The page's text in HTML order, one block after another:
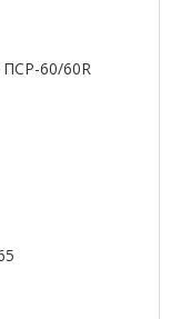
ПСР-60/60R